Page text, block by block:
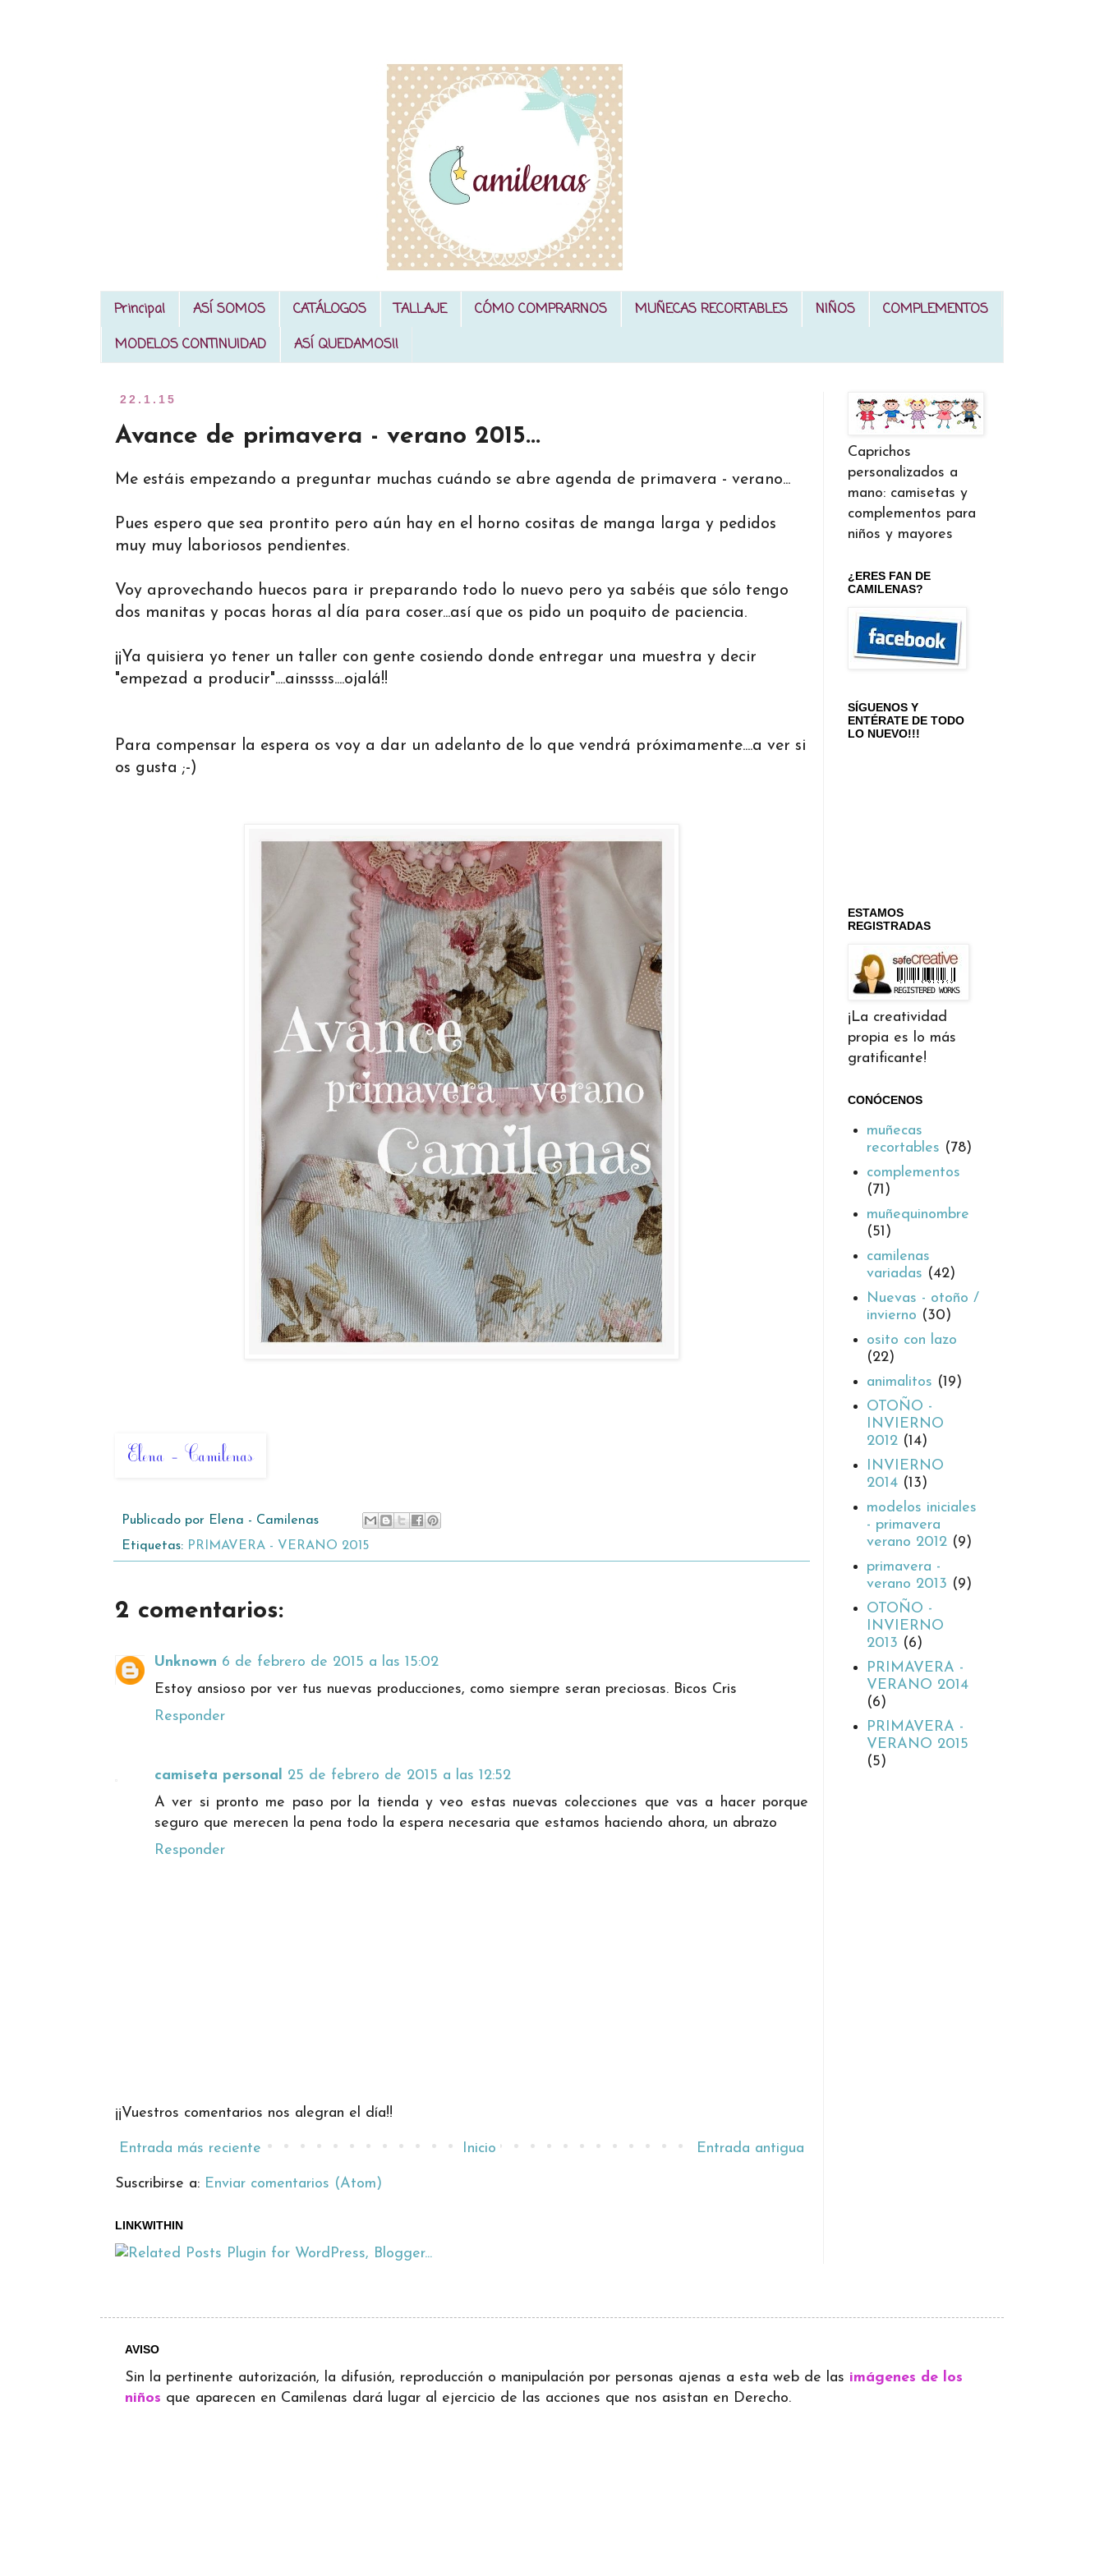
Principal ASÍ SOMOS CATÁLOGOS TALLAJE CÓMO COMPRARNOS MUÑECAS RECORTABLES NIÑOS
COMPLEMENTOS
MODELOS CONTINUIDAD
ASÍ QUEDAMOS!!
22.1.15
Avance de primavera - verano 2015...
Me estáis empezando a preguntar muchas cuándo se abre agenda de primavera - verano...
Pues espero que sea prontito pero aún hay en el horno cositas de manga larga y pedidos
muy muy laboriosos pendientes.
Voy aprovechando huecos para ir preparando todo lo nuevo pero ya sabéis que sólo tengo
dos manitas y pocas horas al día para coser...así que os pido un poquito de paciencia.
¡¡Ya quisiera yo tener un taller con gente cosiendo donde entregar una muestra y decir
"empezad a producir"....ainssss....ojalá!!
Para compensar la espera os voy a dar un adelanto de lo que vendrá próximamente....a ver si
os gusta ;-)
Publicado por Elena - Camilenas
Etiquetas: PRIMAVERA - VERANO 2015
2 comentarios:
Unknown 6 de febrero de 2015 a las 15:02
Estoy ansioso por ver tus nuevas producciones, como siempre seran preciosas. Bicos Cris
Responder
camiseta personal
25 de febrero de 2015 a las 12:52
A ver si pronto me paso por la tienda y veo estas nuevas colecciones que vas a hacer porque
seguro que merecen la pena todo la espera necesaria que estamos haciendo ahora, un abrazo
Responder
¡¡Vuestros comentarios nos alegran el día!!
Entrada más reciente Entrada antigua
Inicio
Suscribirse a: Enviar comentarios (Atom)
LINKWITHIN
Caprichos
personalizados a
mano: camisetas y
complementos para
niños y mayores
¿ERES FAN DE
CAMILENAS?
SÍGUENOS Y
ENTÉRATE DE TODO
LO NUEVO!!!
ESTAMOS
REGISTRADAS
¡La creatividad
propia es lo más
gratificante!
CONÓCENOS
muñecas
recortables (78)
complementos
(71)
muñequinombre
(51)
camilenas
variadas (42)
Nuevas - otoño /
invierno (30)
osito con lazo
(22)
animalitos (19)
OTOÑO -
INVIERNO
2012 (14)
INVIERNO
2014 (13)
modelos iniciales
- primavera
verano 2012 (9)
primavera -
verano 2013 (9)
OTOÑO -
INVIERNO
2013 (6)
PRIMAVERA -
VERANO 2014
(6)
PRIMAVERA -
VERANO 2015
(5)
AVISO
Sin la pertinente autorización, la difusión, reproducción o manipulación por personas ajenas a esta web de las imágenes de los
niños que aparecen en Camilenas dará lugar al ejercicio de las acciones que nos asistan en Derecho.